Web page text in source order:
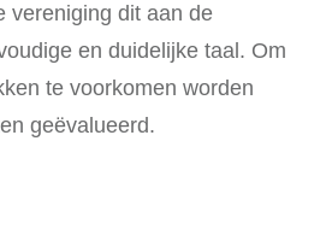
vereniging dit aan de
en duidelijke taal. Om
te voorkomen worden
geëvalueerd.